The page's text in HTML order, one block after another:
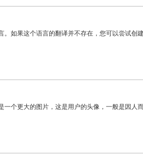
如果这个语言的翻译并不存在，您可以尝试创
个更大的图片，这是用户的头像，一般是因人